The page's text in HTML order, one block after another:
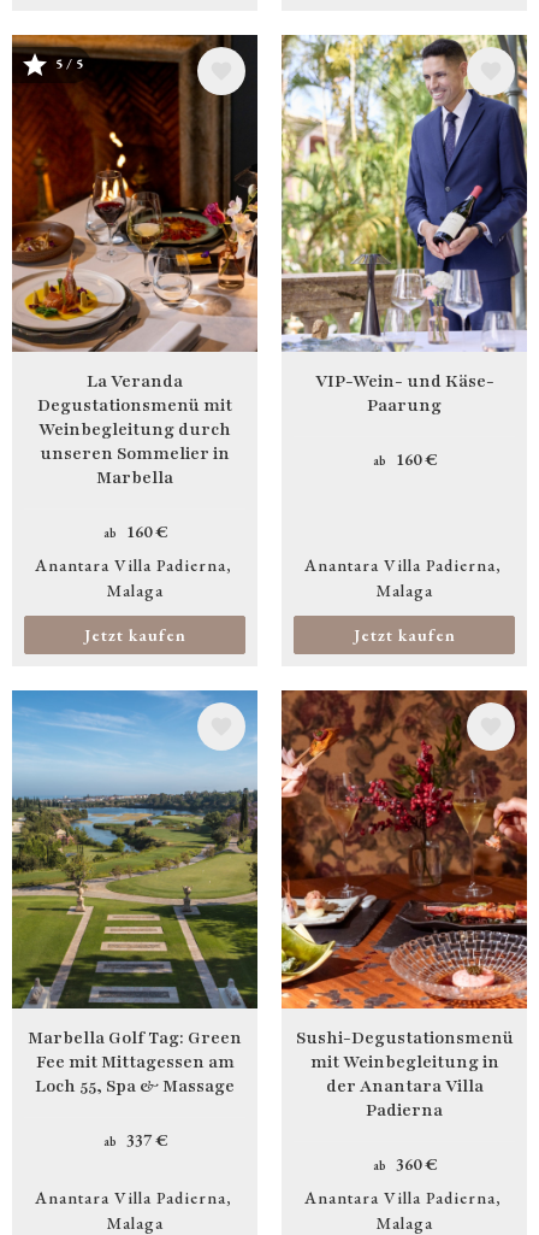
Bild5 / 5
La Veranda
Degustationsmenü mit
Weinbegleitung durch
unseren Sommelier in
Marbella
ab
160 €
Anantara Villa Padierna
Malaga
Jetzt kaufen
Bild
VIP-Wein- und Käse-
Paarung
ab 160 €
Anantara Villa Padierna
Malaga
Jetzt kaufen
Bild
Marbella Golf Tag: Green
Fee mit Mittagessen am
Loch 55, Spa & Massage
ab 337 €
Anantara Villa Padierna
Malaga
Bild
Sushi-Degustationsmenü
mit Weinbegleitung in
der Anantara Villa
Padierna
ab
360 €
Anantara Villa Padierna
Malaga